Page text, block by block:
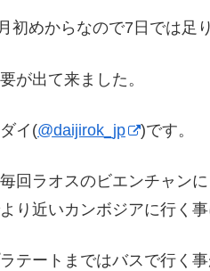
初めからなので7日では足
が出て来ました。
イ(@daijirok_jp )です。
回ラオスのビエンチャンに
り近いカンボジアに行く事
テートまではバスで行く